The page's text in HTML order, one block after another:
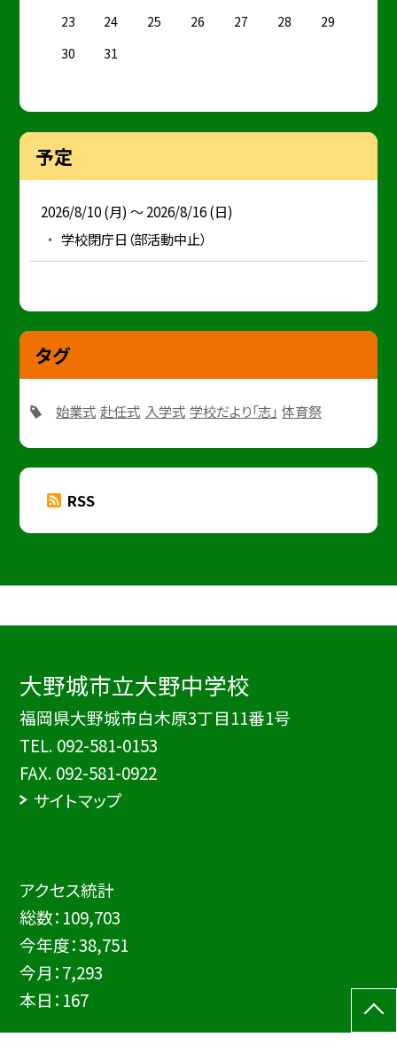
23
24 25 26 27 28
29
30
31
予定
2026/8/10 (月) ～ 2026/8/16 (日)
学校閉庁日（部活動中止）
タグ
始業式 赴任式 入学式 学校だより「志」 体育祭
RSS
大野城市立大野中学校
福岡県大野城市白木原3丁目11番1号
TEL. 092-581-0153
FAX. 092-581-0922
サイトマップ
アクセス統計
総数： 109,703
今年度：38,751
今月：7,293
本日： 167